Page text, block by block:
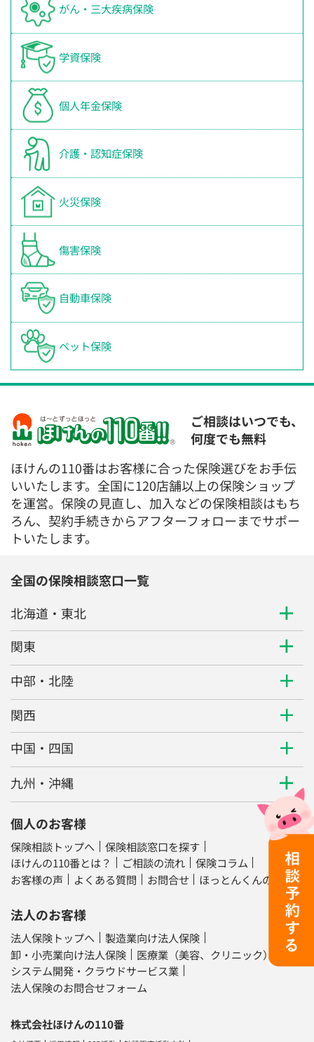
がん・三大疾病保険
学資保険
個人年金保険
介護・認知症保険
火災保険
傷害保険
自動車保険
ペット保険
ご相談はいつでも、
何度でも無料
ほけんの110番はお客様に合った保険選びをお手伝
いいたします。全国に120店舗以上の保険ショップ
を運営。保険の見直し、加入などの保険相談はもち
ろん、契約手続きからアフターフォローまでサポー
トいたします。
全国の保険相談窓口一覧
北海道・東北
関東
中部・北陸
関西
中国・四国
九州・沖縄
個人のお客様
保険相談トップへ
保険相談窓口を探す
ほけんの110番とは？
ご相談の流れ
保険コラム
お客様の声
よくある質問 お問合せ ほっとんくんの部屋
法人のお客様
法人保険トップへ
製造業向け法人保険
卸・小売業向け法人保険
医療業（美容、クリニック）
システム開発・クラウドサービス業
法人保険のお問合せフォーム
株式会社ほけんの110番